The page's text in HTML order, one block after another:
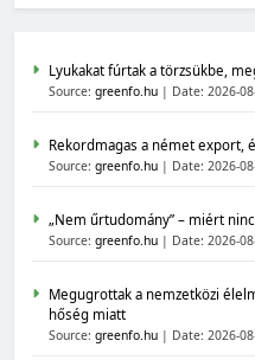
Lyukakat fúrtak a törzsükbe,
Source: greenfo.hu Date: 2026-
Rekordmagas a német export,
Source: greenfo.hu Date: 2026-
„Nem űrtudomány” – miért
Source: greenfo.hu Date: 2026-
Megugrottak a nemzetközi
hőség miatt
Source: greenfo.hu Date: 2026-